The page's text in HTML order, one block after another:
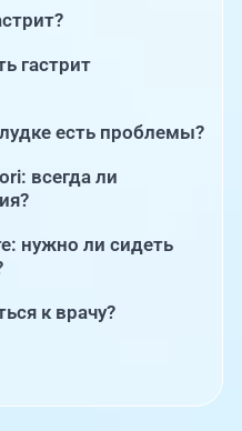
гастрит
есть проблемы?
всегда ли
нужно ли сидеть
к врачу?